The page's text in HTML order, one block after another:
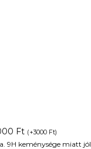
Ft (+3000 Ft)
9H keménysége miatt jól